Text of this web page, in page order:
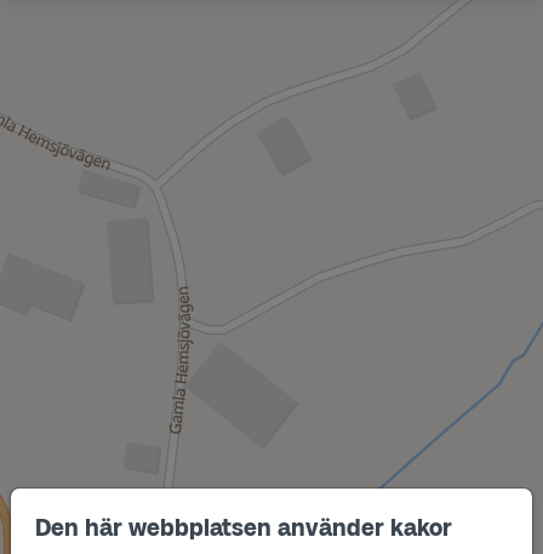
Den här webbplatsen använder kakor